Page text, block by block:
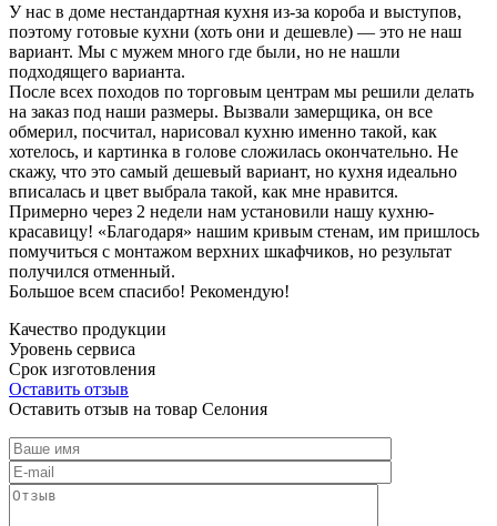
У нас в доме нестандартная кухня из-за короба и выступов,
поэтому готовые кухни (хоть они и дешевле) — это не наш
вариант. Мы с мужем много где были, но не нашли
подходящего варианта.
После всех походов по торговым центрам мы решили делать
на заказ под наши размеры. Вызвали замерщика, он все
обмерил, посчитал, нарисовал кухню именно такой, как
хотелось, и картинка в голове сложилась окончательно. Не
скажу, что это самый дешевый вариант, но кухня идеально
вписалась и цвет выбрала такой, как мне нравится.
Примерно через 2 недели нам установили нашу кухню-
красавицу! «Благодаря» нашим кривым стенам, им пришлось
помучиться с монтажом верхних шкафчиков, но результат
получился отменный.
Большое всем спасибо! Рекомендую!
Качество продукции
Уровень сервиса
Срок изготовления
Оставить отзыв
Оставить отзыв на товар Селония